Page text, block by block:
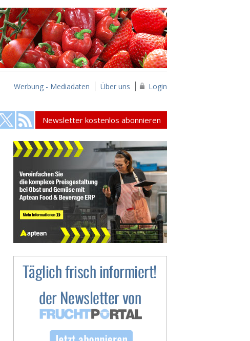
Werbung - Mediadaten Über uns Login
Newsletter kostenlos abonnieren